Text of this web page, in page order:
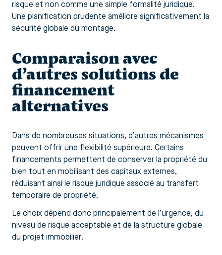
risque et non comme une simple formalité juridique.
Une planification prudente améliore significativement la
sécurité globale du montage.
Comparaison avec
d’autres solutions de
financement
alternatives
Dans de nombreuses situations, d’autres mécanismes
peuvent offrir une flexibilité supérieure. Certains
financements permettent de conserver la propriété du
bien tout en mobilisant des capitaux externes,
réduisant ainsi le risque juridique associé au transfert
temporaire de propriété.
Le choix dépend donc principalement de l’urgence, du
niveau de risque acceptable et de la structure globale
du projet immobilier.